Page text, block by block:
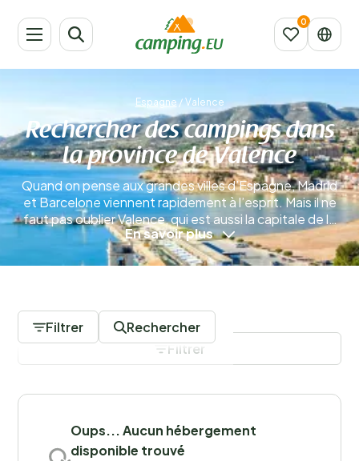
Espagne/ Valence
Rechercher des campings dans
la province de Valence
Quand on pense aux grandes villes d’Espagne, Madrid
et Barcelone viennent rapidement à l’esprit. Mais il ne
faut pas oublier Valence, qui est aussi la capitale de la
région du même nom. Cela signifie qu’il y a
énormément de choses à découvrir. Si vous réservez
un camping à Valence, vous pouvez être sûr de profiter
En savoir plus
Filtrer Rechercher
Sauvegarder les filtres
Filtrer
Oups... Aucun hébergement
disponible trouvé